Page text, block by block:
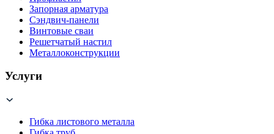
Запорная арматура
Сэндвич-панели
Винтовые сваи
Решетчатый настил
Металлоконструкции
Услуги
Гибка листового металла